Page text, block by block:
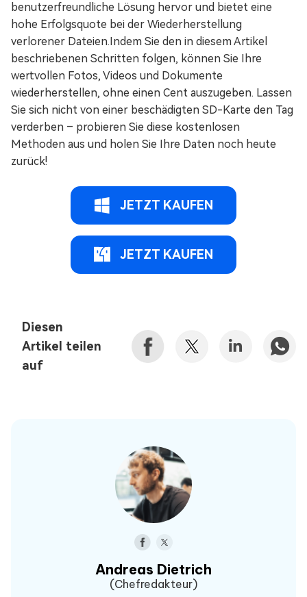
benutzerfreundliche Lösung hervor und bietet eine
hohe Erfolgsquote bei der Wiederherstellung
verlorener Dateien.Indem Sie den in diesem Artikel
beschriebenen Schritten folgen, können Sie Ihre
wertvollen Fotos, Videos und Dokumente
wiederherstellen, ohne einen Cent auszugeben. Lassen
Sie sich nicht von einer beschädigten SD-Karte den Tag
verderben – probieren Sie diese kostenlosen
Methoden aus und holen Sie Ihre Daten noch heute
zurück!
JETZT KAUFEN
JETZT KAUFEN
Diesen
Artikel teilen
auf
Andreas Dietrich
(Chefredakteur)